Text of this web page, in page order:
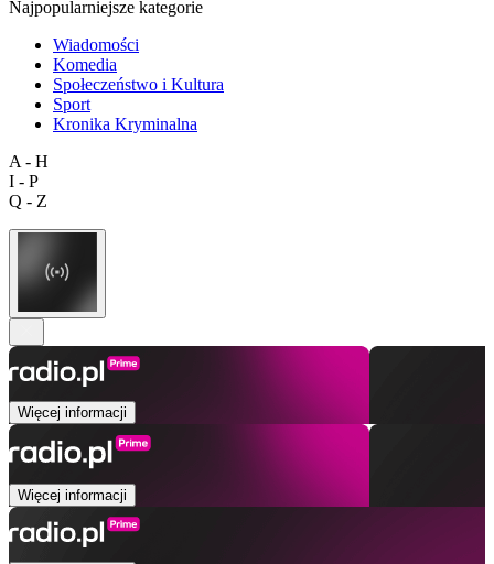
Najpopularniejsze kategorie
Wiadomości
Komedia
Społeczeństwo i Kultura
Sport
Kronika Kryminalna
A - H
I - P
Q - Z
Więcej informacji
Więcej informacji